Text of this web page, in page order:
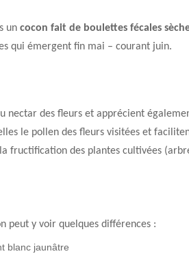
un cocon fait de boulettes fécales
qui émergent fin mai – courant juin.
nectar des fleurs et apprécient
le pollen des fleurs visitées et
la fructification des plantes cultivées
peut y voir quelques différences :
blanc jaunâtre